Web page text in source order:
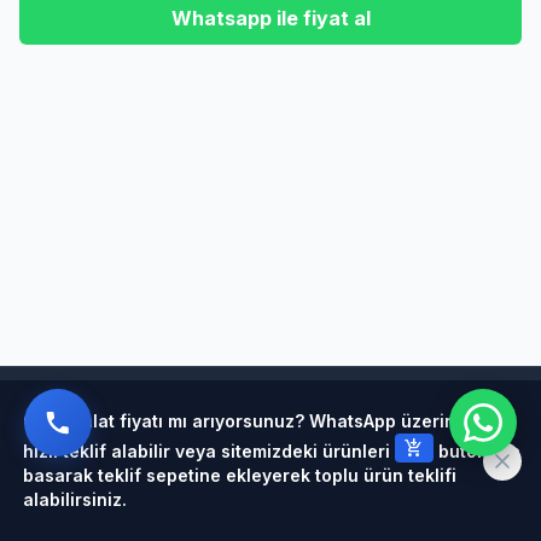
Whatsapp ile fiyat al
Çelik halat fiyatı mı arıyorsunuz? WhatsApp üzerinden
hızlı teklif alabilir veya sitemizdeki ürünleri
add_shopping_cart
butonuna
basarak teklif sepetine ekleyerek toplu ürün teklifi
alabilirsiniz.